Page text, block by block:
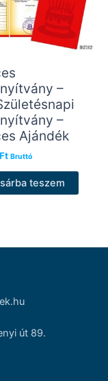
–
–
Ajándék
Ft Bruttó
teszem
út 89.